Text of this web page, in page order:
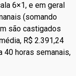
6×1, e em geral
(somando
são castigados
R$ 2.391,24
40 horas semanais,